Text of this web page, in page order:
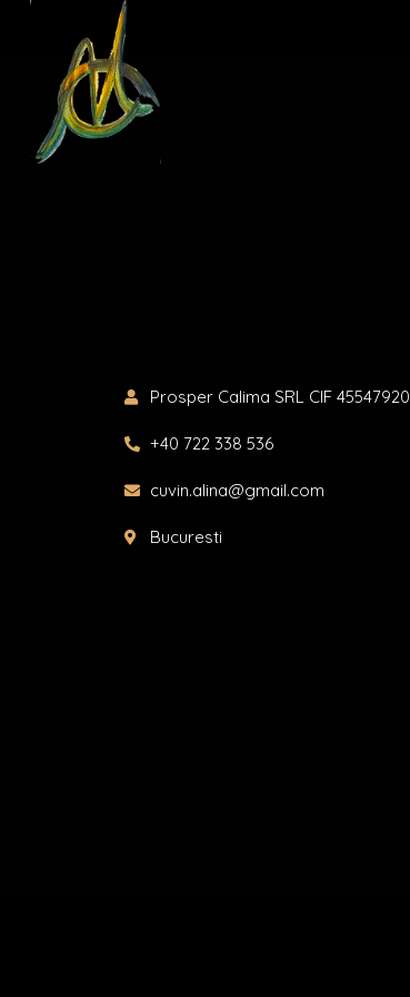
content
Prosper Calima SRL CIF
+40 722 338 536
cuvin.alina@gmail.com
Bucuresti